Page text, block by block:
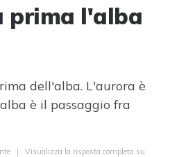
prima l'alba
dell'alba. L'aurora è
è il passaggio fra
| Visualizza la risposta completa su